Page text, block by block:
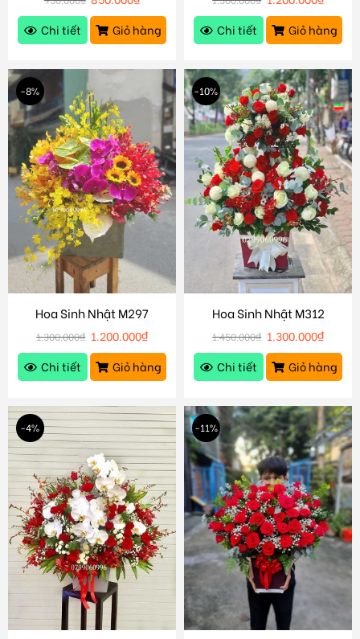
Chi tiết
Giỏ hàng
Chi tiết
Giỏ hàng
-8%
Hoa Sinh Nhật M297
1.300.000₫ 1.200.000₫
Chi tiết
Giỏ hàng
-10%
Hoa Sinh Nhật M312
1.450.000₫ 1.300.000₫
Chi tiết
Giỏ hàng
-4% -11%